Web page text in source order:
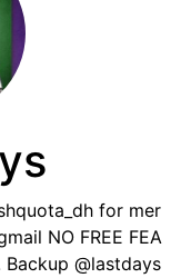
for mer
NO FREE FEA
Backup @lastdays